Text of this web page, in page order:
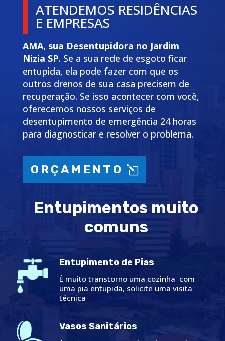
ATENDEMOS RESIDÊNCIAS
E EMPRESAS
AMA, sua Desentupidora no Jardim
Nizia SP. Se a sua rede de esgoto ficar
entupida, ela pode fazer com que os
outros drenos de sua casa precisem de
recuperação. Se isso acontecer com você,
oferecemos nossos serviços de
desentupimento de emergência 24 horas
para diagnosticar e resolver o problema.
ORÇAMENTO
Entupimentos muito
comuns
Entupimento de Pias
É muito transtorno uma cozinha com
uma pia entupida, solicite uma visita
técnica
Vasos Sanitários